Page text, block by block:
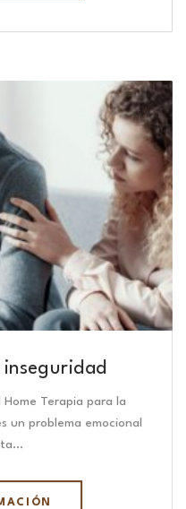
inseguridad
Terapia para la
un problema emocional